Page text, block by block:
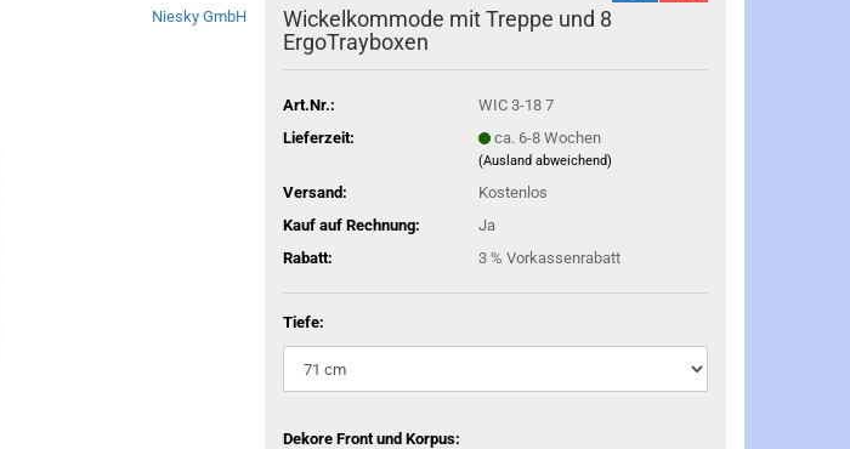
Niesky GmbH
Wickelkommode mit Treppe und 8
ErgoTrayboxen
Art.Nr.:
WIC 3-18 7
Lieferzeit:
ca. 6-8 Wochen
(Ausland abweichend)
Versand:
Kostenlos
Kauf auf Rechnung:
Ja
Rabatt:
3 % Vorkassenrabatt
Tiefe:
Dekore Front und Korpus: